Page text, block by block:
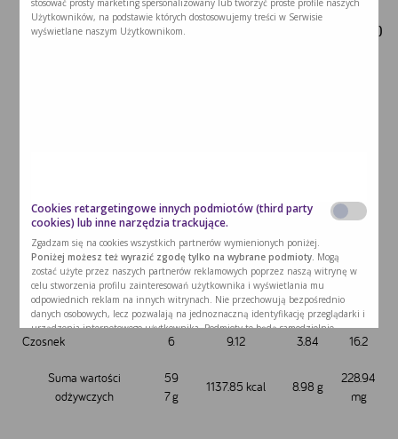
Tytuł
Waga
(g)
Wartość
PHE (mg)
makaron kolorowy
kolanka PKU
171 600.21 0.2394
Majonez domowy z
olejem rzepakowym
60 435.6 0.78
Czosnek 6 9.12 3.84 16.2
Suma wartości
odżywczych
59
7 g
1137.85 kcal 8.98 g
228.94
mg
stosować prosty marketing spersonalizowany lub tworzyć proste profile naszych
Użytkowników, na podstawie których dostosowujemy treści w Serwisie
wyświetlane naszym Użytkownikom.
Cookies retargetingowe innych podmiotów (third party
cookies) lub inne narzędzia trackujące.
Zgadzam się na cookies wszystkich partnerów wymienionych poniżej.
Poniżej możesz też wyrazić zgodę tylko na wybrane podmioty. Mogą
zostać użyte przez naszych partnerów reklamowych poprzez naszą witrynę w
celu stworzenia profilu zainteresowań użytkownika i wyświetlania mu
odpowiednich reklam na innych witrynach. Nie przechowują bezpośrednio
danych osobowych, lecz pozwalają na jednoznaczną identyfikację przeglądarki i
urządzenia internetowego użytkownika. Podmioty te będą samodzielnie
korzystać z tak pozyskanych informacji. Umożliwiamy stosowanie plików cookie
kierować reklamy naszym Użytkownikom.